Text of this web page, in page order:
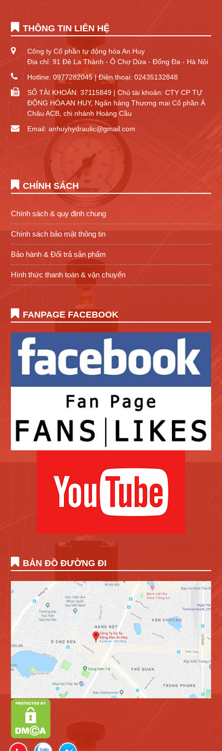
THÔNG TIN LIÊN HỆ
Công ty Cổ phần tự động hóa An Huy
Địa chỉ: 91 Đê La Thành - Ô Chợ Dừa - Đống Đa - Hà Nội
Hotline: 0977282045 | Điện thoại: 02435132848
SỐ TÀI KHOẢN: 37115849 | Chủ tài khoản: CTY CP TỰ
ĐỘNG HÓA AN HUY, Ngân hàng Thương mại Cổ phần Á
Châu ACB, chi nhánh Hoàng Cầu
Email: anhuyhydraulic@gmail.com
CHÍNH SÁCH
Chính sách & quy định chung
Chính sách bảo mật thông tin
Bảo hành & Đổi trả sản phẩm
Hình thức thanh toán & vận chuyển
FANPAGE FACEBOOK
BẢN ĐỒ ĐƯỜNG ĐI